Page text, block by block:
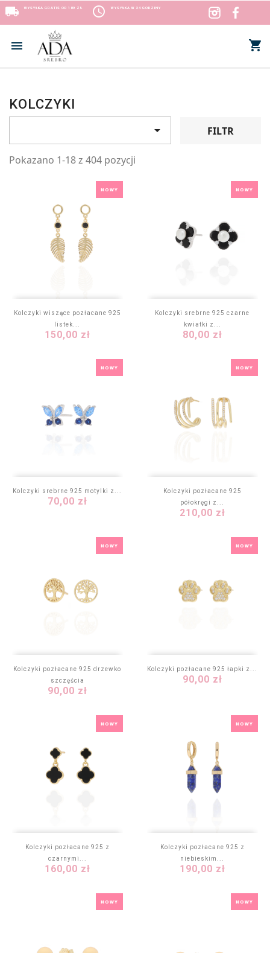
local_shipping WYSYŁKA GRATIS OD 189 ZŁ access_time WYSYŁKA W 24 GODZINY
 shopping_cart
KOLCZYKI
 FILTR
Pokazano 1-18 z 404 pozycji
Kolczyki wiszące pozłacane 925
listek...
Cena
150,00 zł
NOWY
Kolczyki srebrne 925 czarne
kwiatki z...
Cena
80,00 zł
NOWY
Kolczyki srebrne 925 motylki z...
Cena
70,00 zł
NOWY
Kolczyki pozłacane 925
półokręgi z...
Cena
210,00 zł
NOWY
Kolczyki pozłacane 925 drzewko
szczęścia
Cena
90,00 zł
NOWY
Kolczyki pozłacane 925 łapki z...
Cena
90,00 zł
NOWY
Kolczyki pozłacane 925 z
czarnymi...
Cena
160,00 zł
NOWY
Kolczyki pozłacane 925 z
niebieskim...
Cena
190,00 zł
NOWY
NOWY NOWY